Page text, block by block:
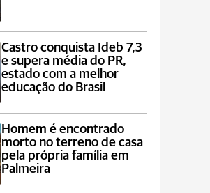
Castro conquista Ideb 7,3
e supera média do PR,
estado com a melhor
educação do Brasil
Homem é encontrado
morto no terreno de casa
pela própria família em
Palmeira